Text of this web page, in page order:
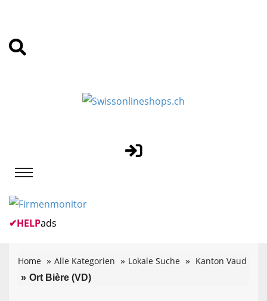
✔HELPads
Home Alle Kategorien Lokale Suche Kanton Vaud
Ort Bière (VD)